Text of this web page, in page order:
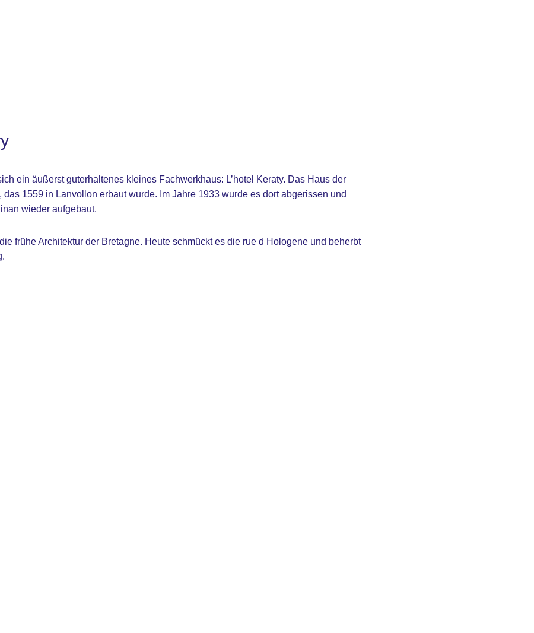
ein äußerst guterhaltenes kleines Fachwerkhaus: L’hotel Keraty. Das Haus der
das 1559 in Lanvollon erbaut wurde. Im Jahre 1933 wurde es dort abgerissen und
wieder aufgebaut.
frühe Architektur der Bretagne. Heute schmückt es die rue d Hologene und beherbt